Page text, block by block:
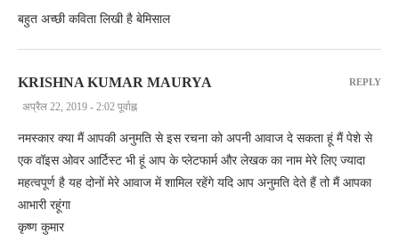
बहुत अच्छी कविता लिखी है बेमिसाल
KRISHNA KUMAR MAURYA
अप्रैल 22, 2019 - 2:02 पूर्वाह्न
नमस्कार क्या मैं आपकी अनुमति से इस रचना को अपनी आवाज दे सकता हूं मैं पेशे से
एक वॉइस ओवर आर्टिस्ट भी हूं आप के प्लेटफार्म और लेखक का नाम मेरे लिए ज्यादा
महत्वपूर्ण है यह दोनों मेरे आवाज में शामिल रहेंगे यदि आप अनुमति देते हैं तो मैं आपका
आभारी रहूंगा
कृष्ण कुमार
REPLY